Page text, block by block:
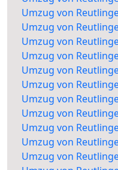
Umzug von
Umzug von
Umzug von
Umzug von
Umzug von
Umzug von
Umzug von
Umzug von
Umzug von
Umzug von
Umzug von